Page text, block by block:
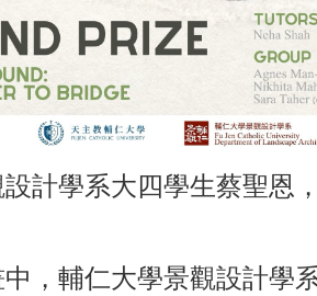
計學系大四學生蔡聖恩
，輔仁大學景觀設計學